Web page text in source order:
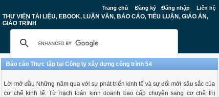
Trang chủ Đăng ký Đăng nhập Liên hệ
THƯ VIỆN TÀI LIỆU, EBOOK, LUẬN VĂN, BÁO CÁO, TIỂU LUẬN, GIÁO ÁN,
GIÁO TRÌNH
Báo cáo Thực tập tại Công ty xây dựng công trình 54
Lời mở đầu Những năm qua với sự phát triển kinh tế và sự đổi mới sâu sắc của
cơ chế kinh tế. Từ hạch toán kinh doanh bao cấp chuyển sang cơ chế thị